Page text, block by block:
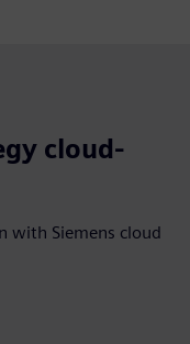
cloud-
with Siemens cloud